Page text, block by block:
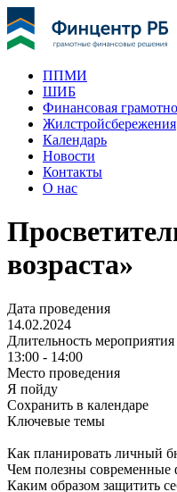
ППМИ
ШИБ
Финансовая
Жилстройсбережения
Календарь
Новости
Контакты
О нас
возраста»
Дата проведения
14.02.2024
Длительность мероприятия
13:00 - 14:00
Место проведения
Я пойду
Сохранить в календаре
Ключевые темы
Как планировать личный
Чем полезны современные
Каким образом защитить